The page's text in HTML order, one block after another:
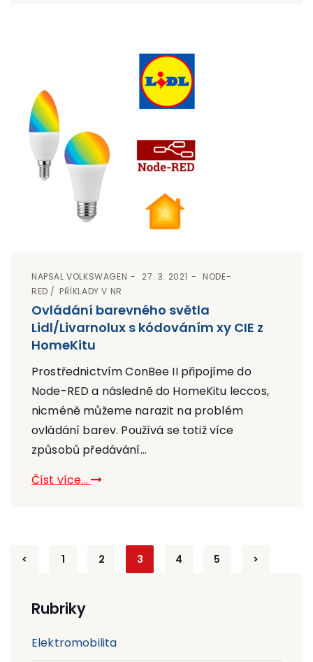
NAPSALVOLKSWAGEN 27. 3. 2021
NODE-
RED
PŘÍKLADY V NR
Ovládání barevného světla
Lidl/Livarnolux s kódováním xy CIE z
HomeKitu
Prostřednictvím ConBee II připojíme do
Node-RED a následně do HomeKitu leccos,
nicméně můžeme narazit na problém
ovládání barev. Používá se totiž více
způsobů předávání...
Číst více...
Stránkování
< 1 2 3 4 5 >
Rubriky
Elektromobilita